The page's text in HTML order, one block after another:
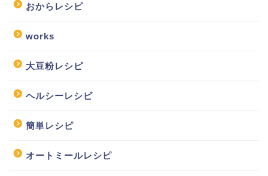
おからレシピ
works
大豆粉レシピ
ヘルシーレシピ
簡単レシピ
オートミールレシピ